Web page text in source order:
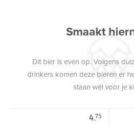
Smaakt
Dit bier is even op. Volgens
drinkers komen deze bieren er
staan wél voor je
4.75